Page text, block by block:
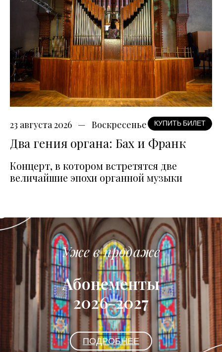
23 августа 2026 Воскресенье КУПИТЬ БИЛЕТ
Два гения органа: Бах и Франк
Концерт, в котором встретятся две
величайшие эпохи органной музыки
Уже в продаже
Абонементы
2026-2027
ПОДРОБНЕЕ